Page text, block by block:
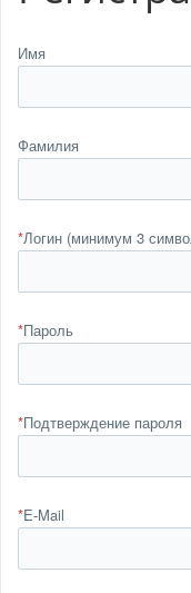
Имя
Фамилия
*Логин (минимум 3
*Пароль
*Подтверждение пароля
*E-Mail